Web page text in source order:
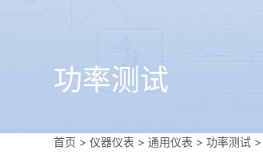
功率测试
首页 >仪器仪表 >通用仪表 >功率测试 >